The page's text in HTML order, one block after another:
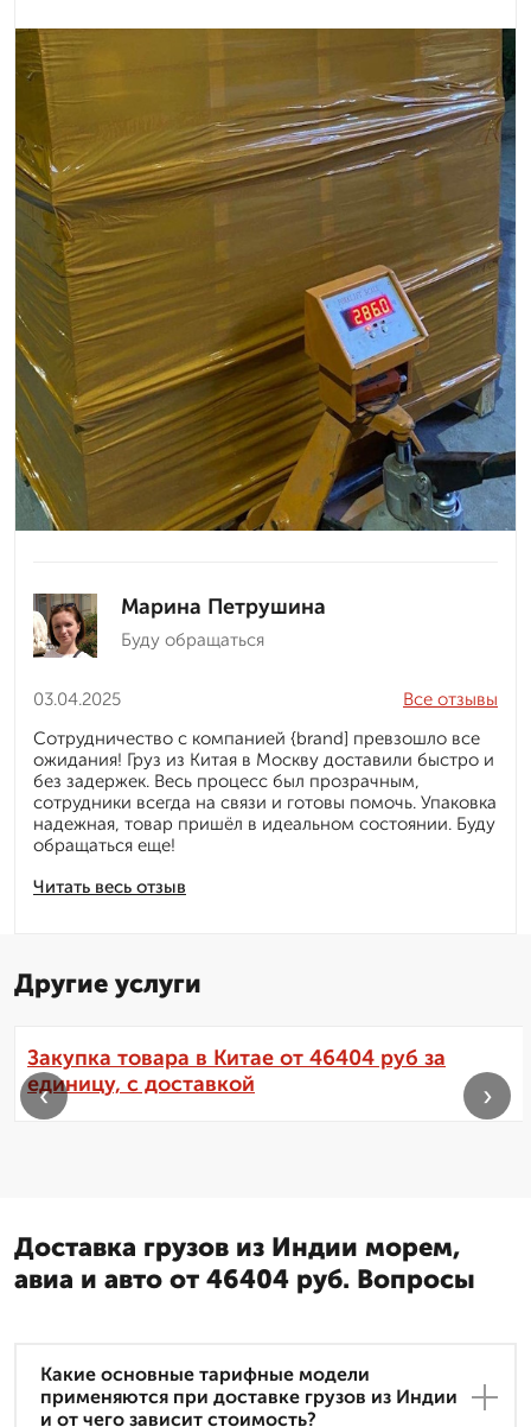
Марина Петрушина
Буду обращаться
03.04.2025
Читать весь отзыв
Все отзывы
Сотрудничество с компанией {brand] превзошло все
ожидания! Груз из Китая в Москву доставили быстро и
без задержек. Весь процесс был прозрачным,
сотрудники всегда на связи и готовы помочь. Упаковка
надежная, товар пришёл в идеальном состоянии. Буду
обращаться еще!
Другие услуги
Закупка товара в Китае от 46404 руб за
единицу, с доставкой
‹ ›
Доставка грузов из Индии морем,
авиа и авто от 46404 руб. Вопросы
Какие основные тарифные модели
применяются при доставке грузов из Индии
и от чего зависит стоимость?